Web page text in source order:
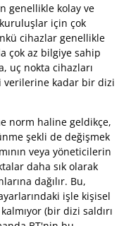
genellikle kolay ve
için çok
cihazlar genellikle
çok az bilgiye sahip
uç nokta cihazları
verilerine kadar bir dizi
norm haline geldikçe,
şekli de değişmek
veya yöneticilerin
daha sık olarak
dağılır. Bu,
işle kişisel
(bir dizi saldırı